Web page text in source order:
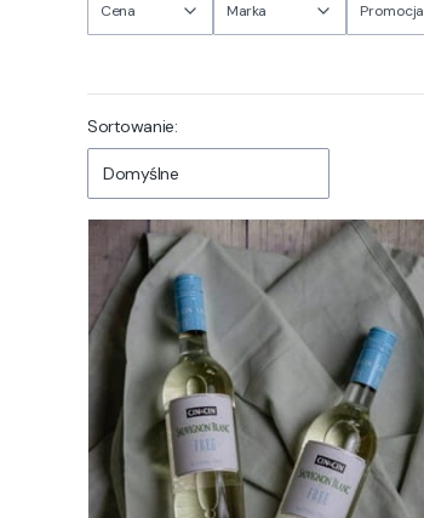
Cena Marka Promocja
Lista produktów
Sortowanie:
Domyślne